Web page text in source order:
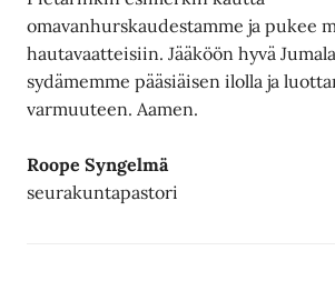
omavanhurskaudestamme ja pukee
hautavaatteisiin. Jääköön hyvä
sydämemme pääsiäisen ilolla ja
varmuuteen. Aamen.
Roope Syngelmä
seurakuntapastori